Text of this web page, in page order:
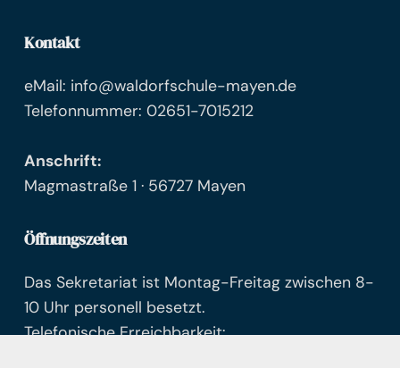
Kontakt
eMail: info@waldorfschule-mayen.de
Telefonnummer: 02651-7015212
Anschrift:
Magmastraße 1 · 56727 Mayen
Öffnungszeiten
Das Sekretariat ist Montag-Freitag zwischen 8-
10 Uhr personell besetzt.
Telefonische Erreichbarkeit: